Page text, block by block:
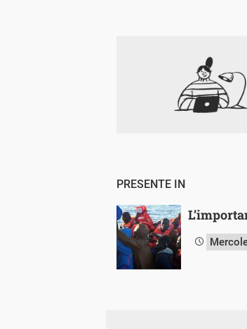
PRESENTE IN